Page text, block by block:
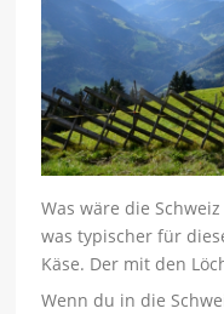
Was wäre die
was typischer für
Käse. Der mit den
Wenn du in die